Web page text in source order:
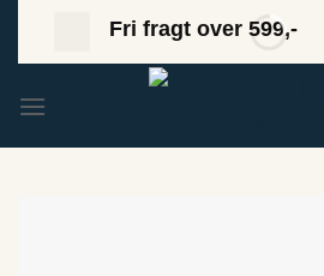
Fri fragt over 599,-